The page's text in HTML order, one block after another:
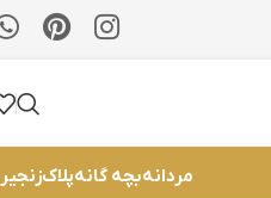
مردانهبچه گانهپلاکزنجیر